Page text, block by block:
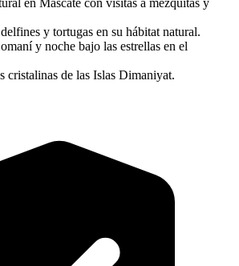
en Mascate con visitas a mezquitas y
y tortugas en su hábitat natural.
y noche bajo las estrellas en el
cristalinas de las Islas Dimaniyat.